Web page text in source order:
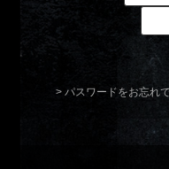
パスワードをお忘れ